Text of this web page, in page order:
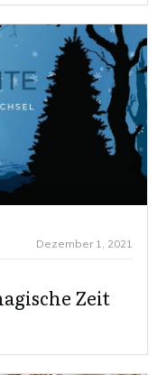
Dezember 1, 2021
Zeit